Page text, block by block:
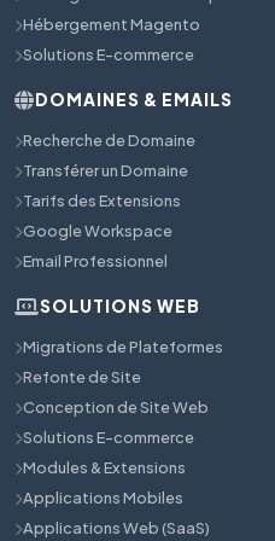
Hébergement Magento
Solutions E-commerce
DOMAINES & EMAILS
Recherche de Domaine
Transférer un Domaine
Tarifs des Extensions
Google Workspace
Email Professionnel
SOLUTIONS WEB
Migrations de Plateformes
Refonte de Site
Conception de Site Web
Solutions E-commerce
Modules & Extensions
Applications Mobiles
Applications Web (SaaS)